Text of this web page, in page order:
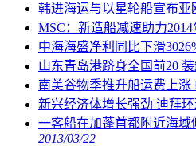
韩进海运与以星轮船宣布亚
MSC：新造船减速助力
中海海盛净利同比下滑
山东青岛港跻身全国前20
南美谷物季推升船运费上涨
新兴经济体增长强劲 迪拜
一客船在加蓬首都附近海域
2013/03/22